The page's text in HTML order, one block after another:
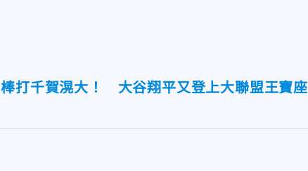
打千賀滉大！ 大谷翔平又登上大聯盟王寶座